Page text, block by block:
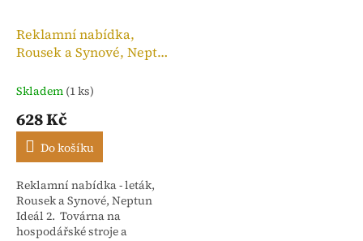
Reklamní nabídka,
Rousek a Synové, Neptun
Skladem (1 ks)
628 Kč
Do košíku
Reklamní nabídka - leták,
Rousek a Synové, Neptun
Ideál 2. Továrna na
hospodářské stroje a